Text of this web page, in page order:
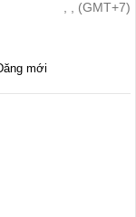
, , (GMT+7)
mới